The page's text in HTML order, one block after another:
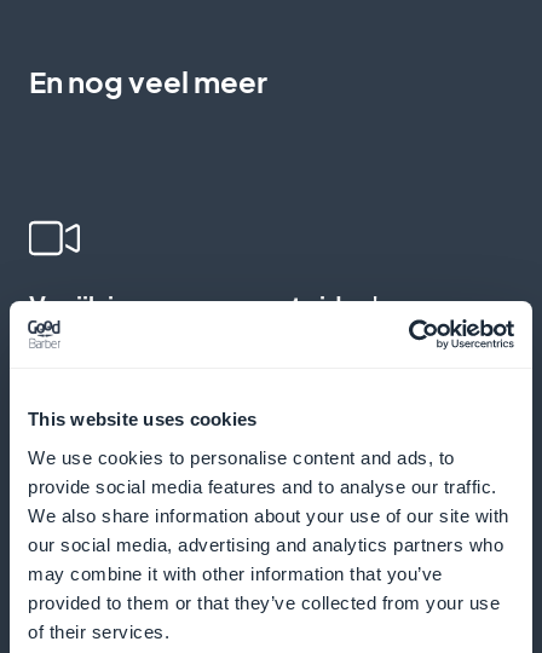
This website uses cookies
We use cookies to personalise content and ads, to
provide social media features and to analyse our traffic.
We also share information about your use of our site with
our social media, advertising and analytics partners who
may combine it with other information that you’ve
provided to them or that they’ve collected from your use
of their services.
En nog veel meer
Verrijk je cursussen met video's
Betrokkenheid verhogen met
pushmeldingen
Herinneringen en aankondigingen sturen om je